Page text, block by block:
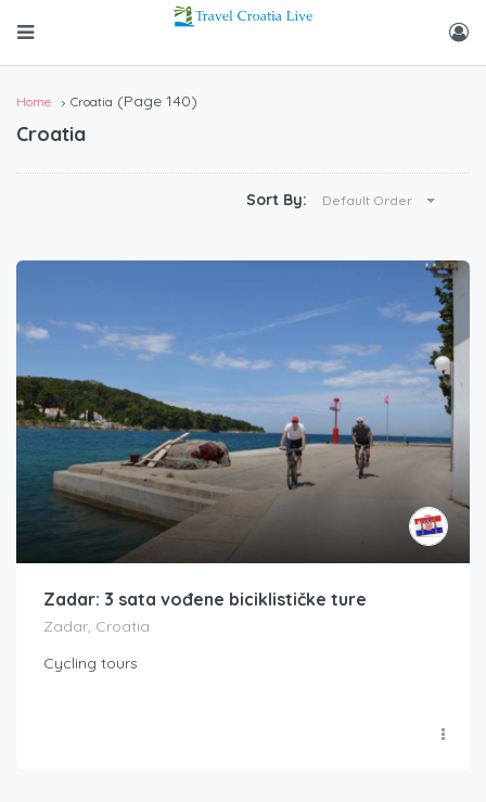
Home Croatia (Page 140)
Croatia
Sort By: Default Order
Zadar: 3 sata vođene biciklističke ture
Zadar, Croatia
Cycling tours